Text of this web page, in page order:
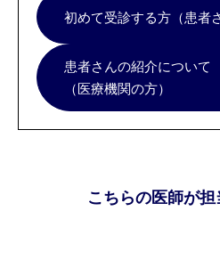
初めて受診する方（患者
患者さんの紹介について
（医療機関の方）
こちらの医師が